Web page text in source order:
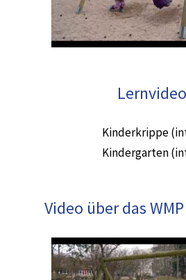
Kinderkrippe
Kindergarten
Video über das